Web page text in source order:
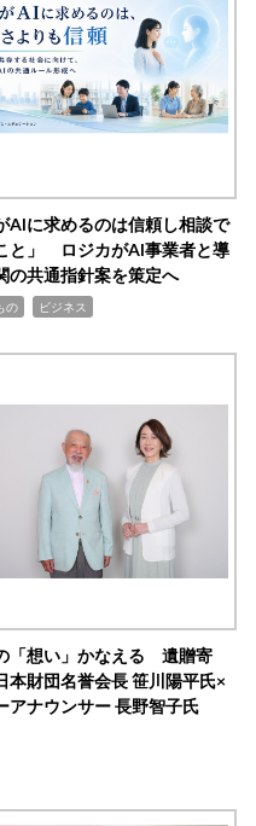
AIに求めるのは信頼し相談で
と」 ロジカがAI事業者と導
の共通指針案を策定へ
の ビジネス
「想い」かなえる 遺贈寄
財団名誉会長 笹川陽平氏×
アナウンサー 長野智子氏